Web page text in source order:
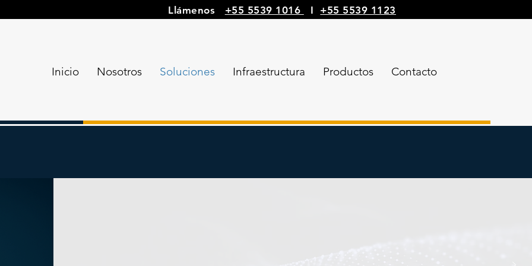
Llámenos +55 5539 1016 I +55 5539 1123
Inicio Nosotros Soluciones Infraestructura Productos Contacto